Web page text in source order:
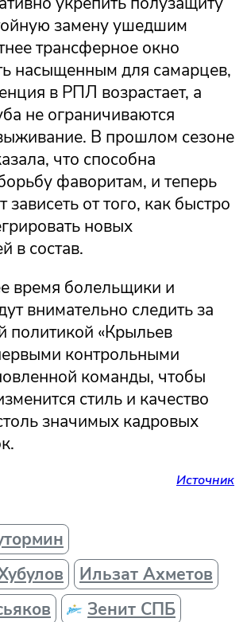
замену ушедшим
трансферное окно
насыщенным для самарцев,
в РПЛ возрастает, а
не ограничиваются
В прошлом сезоне
что способна
фаворитам, и теперь
зависеть от того, как быстро
новых
в состав.
время болельщики и
внимательно следить за
политикой «Крыльев
контрольными
команды, чтобы
стиль и качество
значимых кадровых
Источник
Ильзат Ахметов
Зенит СПБ